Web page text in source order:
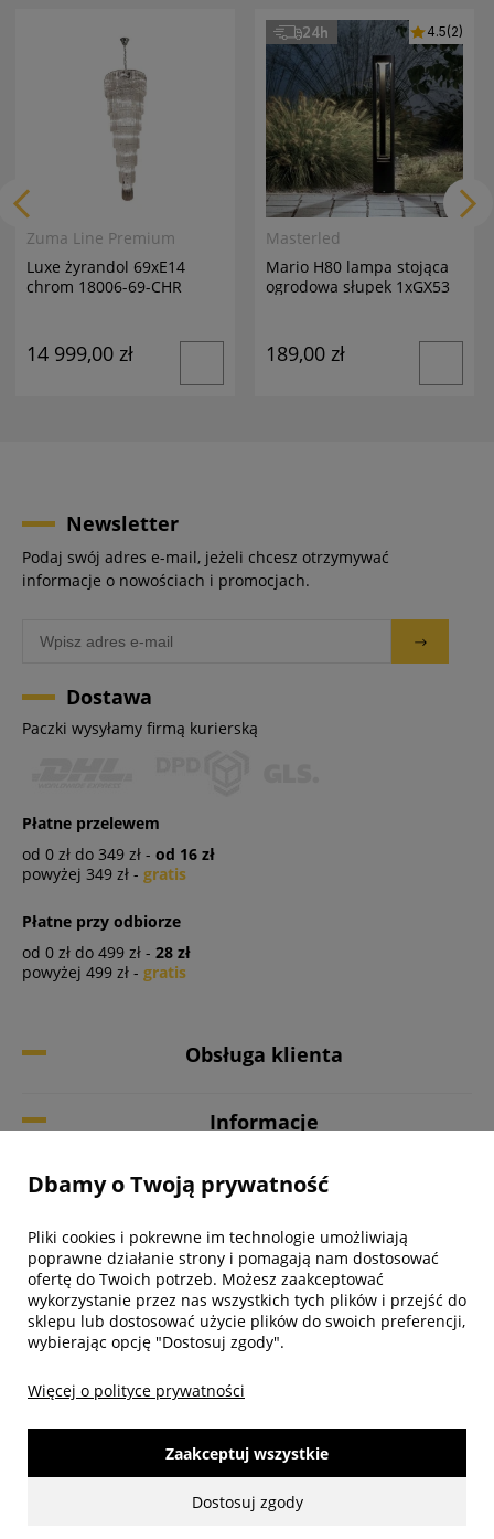
Zuma Line Premium
Luxe żyrandol 69xE14
chrom 18006-69-CHR
14 999,00 zł
24h
Masterled
Mario H80 lampa stojąca
ogrodowa słupek 1xGX53
4.5(2)
189,00 zł
Newsletter
Podaj swój adres e-mail, jeżeli chcesz otrzymywać
informacje o nowościach i promocjach.
Dostawa
Paczki wysyłamy firmą kurierską
Płatne przelewem
od 0 zł do 349 zł - od 16 zł
powyżej 349 zł - gratis
Płatne przy odbiorze
od 0 zł do 499 zł - 28 zł
powyżej 499 zł - gratis
Obsługa klienta
Informacje
Twoje konto
Biuro obsługi klienta
Dbamy o Twoją prywatność
Pliki cookies i pokrewne im technologie umożliwiają
poprawne działanie strony i pomagają nam dostosować
ofertę do Twoich potrzeb. Możesz zaakceptować
wykorzystanie przez nas wszystkich tych plików i przejść do
sklepu lub dostosować użycie plików do swoich preferencji,
wybierając opcję "Dostosuj zgody".
Więcej o polityce prywatności
Dostosuj zgody
Zaakceptuj wszystkie